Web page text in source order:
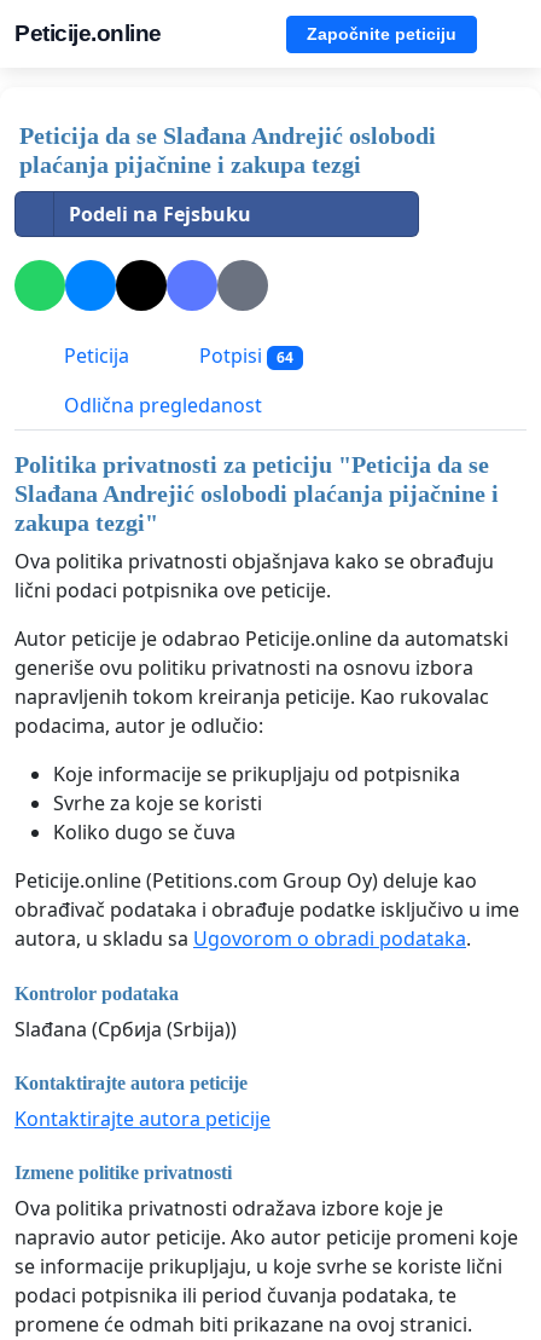
Peticije.online Započnite peticiju
Peticija da se Slađana Andrejić oslobodi
plaćanja pijačnine i zakupa tezgi
Podeli na Fejsbuku
Peticija Potpisi 64
Odlična pregledanost
Politika privatnosti za peticiju "Peticija da se
Slađana Andrejić oslobodi plaćanja pijačnine i
zakupa tezgi"
Ova politika privatnosti objašnjava kako se obrađuju
lični podaci potpisnika ove peticije.
Autor peticije je odabrao Peticije.online da automatski
generiše ovu politiku privatnosti na osnovu izbora
napravljenih tokom kreiranja peticije. Kao rukovalac
podacima, autor je odlučio:
Koje informacije se prikupljaju od potpisnika
Svrhe za koje se koristi
Koliko dugo se čuva
Peticije.online (Petitions.com Group Oy) deluje kao
obrađivač podataka i obrađuje podatke isključivo u ime
autora, u skladu sa Ugovorom o obradi podataka.
Kontrolor podataka
Slađana (Србија (Srbija))
Kontaktirajte autora peticije
Kontaktirajte autora peticije
Izmene politike privatnosti
Ova politika privatnosti odražava izbore koje je
napravio autor peticije. Ako autor peticije promeni koje
se informacije prikupljaju, u koje svrhe se koriste lični
podaci potpisnika ili period čuvanja podataka, te
promene će odmah biti prikazane na ovoj stranici.